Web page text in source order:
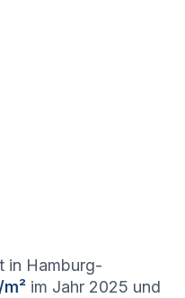
in Hamburg-
im Jahr 2025 und